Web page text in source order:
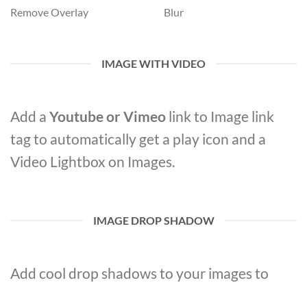
Remove Overlay Blur
IMAGE WITH VIDEO
Add a Youtube or Vimeo link to Image link
tag to automatically get a play icon and a
Video Lightbox on Images.
IMAGE DROP SHADOW
Add cool drop shadows to your images to